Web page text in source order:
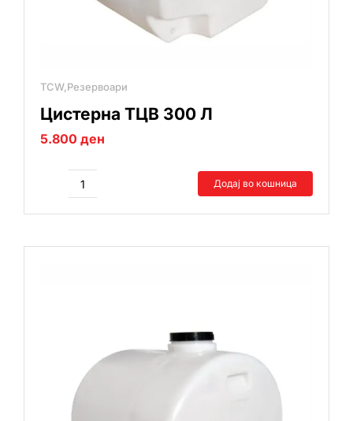
TCW,Резервоари
Цистерна ТЦВ 300 Л
5.800 ден
Цистерна
Л
Додај во кошница